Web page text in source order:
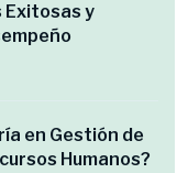
Exitosas y
en Gestión de
Humanos?